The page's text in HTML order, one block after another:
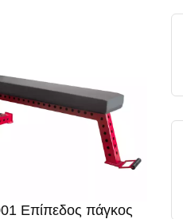
Επίπεδος πάγκος